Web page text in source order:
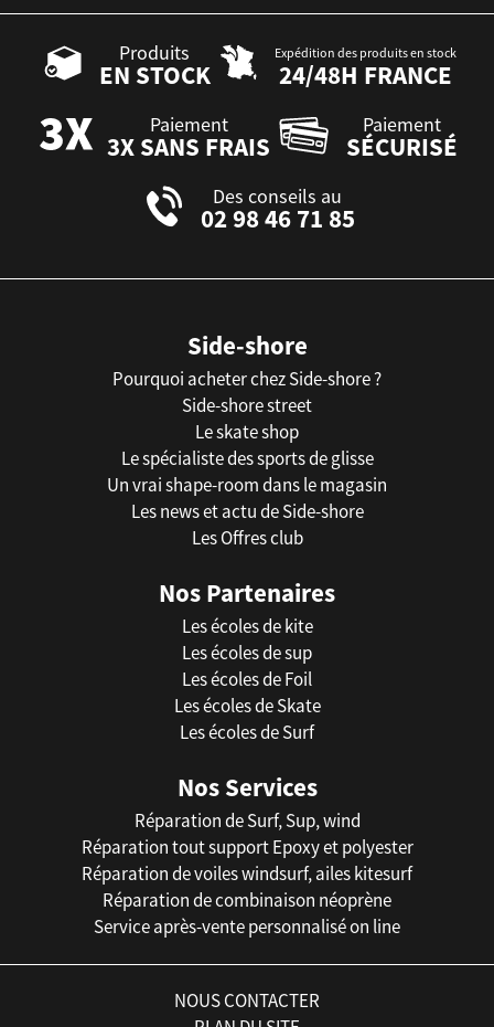
Produits
EN STOCK
Expédition des produits en stock
24/48H FRANCE
Paiement
3X SANS FRAIS
Paiement
SÉCURISÉ
Des conseils au
02 98 46 71 85
Side-shore
Pourquoi acheter chez Side-shore ?
Side-shore street
Le skate shop
Le spécialiste des sports de glisse
Un vrai shape-room dans le magasin
Les news et actu de Side-shore
Les Offres club
Nos Partenaires
Les écoles de kite
Les écoles de sup
Les écoles de Foil
Les écoles de Skate
Les écoles de Surf
Nos Services
Réparation de Surf, Sup, wind
Réparation tout support Epoxy et polyester
Réparation de voiles windsurf, ailes kitesurf
Réparation de combinaison néoprène
Service après-vente personnalisé on line
NOUS CONTACTER